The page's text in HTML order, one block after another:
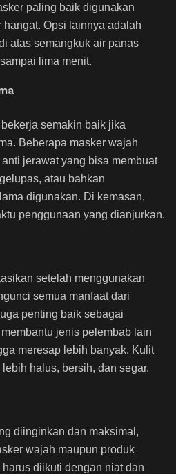
paling baik digunakan
Opsi lainnya adalah
atas semangkuk air panas
lima menit.
semakin baik jika
Beberapa masker wajah
jerawat yang bisa membuat
atau bahkan
digunakan. Di kemasan,
penggunaan yang dianjurkan.
setelah menggunakan
semua manfaat dari
penting baik sebagai
jenis pelembab lain
meresap lebih banyak. Kulit
halus, bersih, dan segar.
diinginkan dan maksimal,
wajah maupun produk
harus diikuti dengan niat dan